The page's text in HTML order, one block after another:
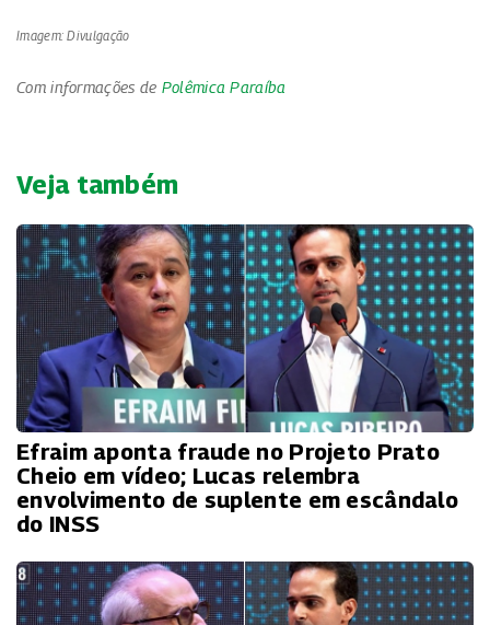
Imagem: Divulgação
Com informações de Polêmica Paraíba
Veja também
Efraim aponta fraude no Projeto Prato
Cheio em vídeo; Lucas relembra
envolvimento de suplente em escândalo
do INSS